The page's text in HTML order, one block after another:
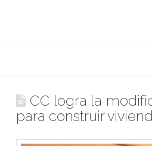
CC logra la
para construir